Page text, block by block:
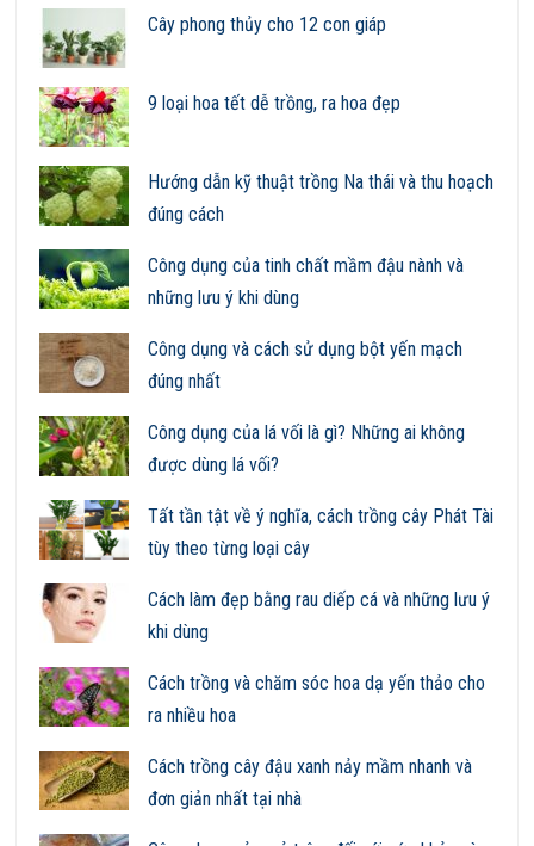
Cây phong thủy cho 12 con giáp
9 loại hoa tết dễ trồng, ra hoa đẹp
Hướng dẫn kỹ thuật trồng Na thái và thu hoạch
đúng cách
Công dụng của tinh chất mầm đậu nành và
những lưu ý khi dùng
Công dụng và cách sử dụng bột yến mạch
đúng nhất
Công dụng của lá vối là gì? Những ai không
được dùng lá vối?
Tất tần tật về ý nghĩa, cách trồng cây Phát Tài
tùy theo từng loại cây
Cách làm đẹp bằng rau diếp cá và những lưu ý
khi dùng
Cách trồng và chăm sóc hoa dạ yến thảo cho
ra nhiều hoa
Cách trồng cây đậu xanh nảy mầm nhanh và
đơn giản nhất tại nhà